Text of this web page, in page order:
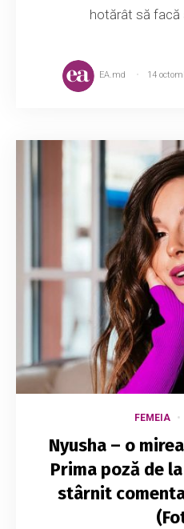
hotărât să facă
EA.md 14
FEMEIA
Nyusha – o
Prima poză de
stârnit